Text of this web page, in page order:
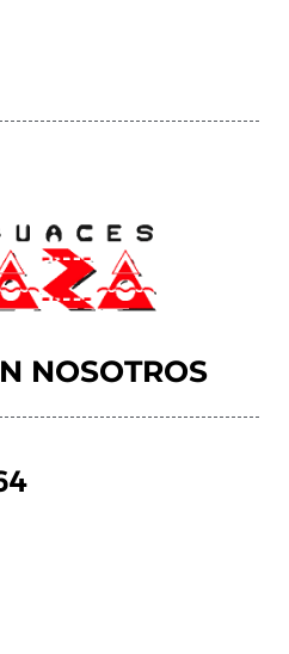
NOSOTROS